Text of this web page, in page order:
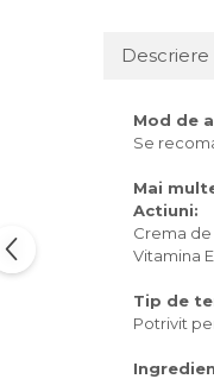
Descriere
Mod de
Se
Mai
Actiuni:
Crema
Vitamina
Tip de
Potrivit